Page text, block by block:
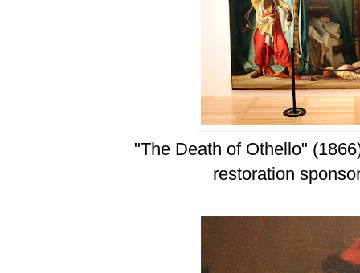
"The Death of Othello"
restoration